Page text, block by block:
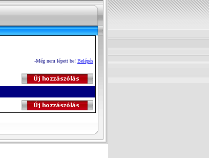
-Még nem lépett be! Belépés